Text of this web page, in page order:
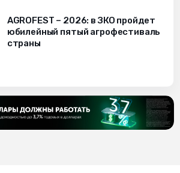
AGROFEST – 2026: в ЗКО пройдет
юбилейный пятый агрофестиваль
страны